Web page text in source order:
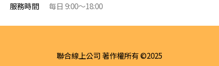
服務時間
每日 9:00～18:00
聯合線上公司 著作權所有 ©2025